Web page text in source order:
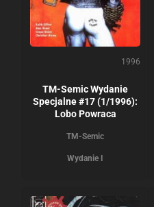
1996
TM-Semic Wydanie
Specjalne #17 (1/1996):
Lobo Powraca
TM-Semic
Wydanie I